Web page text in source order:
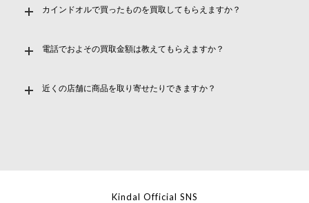
カインドオルで買ったものを買取してもらえますか？
電話でおよその買取金額は教えてもらえますか？
近くの店舗に商品を取り寄せたりできますか？
Kindal Official SNS